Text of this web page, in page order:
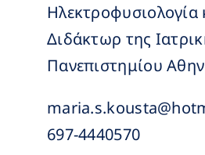
Εύρεση Ιατρού
Κλείσε Ραντεβού
Διδάκτωρ της
Πανεπιστημίου
697-4440570